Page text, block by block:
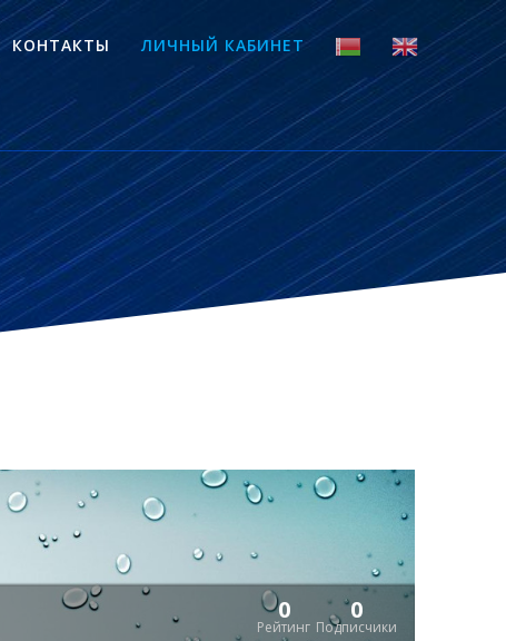
КОНТАКТЫ ЛИЧНЫЙ КАБИНЕТ
Рейтинг
0
Подписчики
0